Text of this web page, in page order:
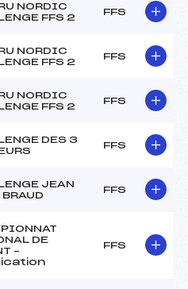
NORDIC
FFS 2
FFS
NORDIC
FFS 2
FFS
NORDIC
FFS 2
FFS
DES 3
FFS
JEAN
FFS
DE
–
FFS